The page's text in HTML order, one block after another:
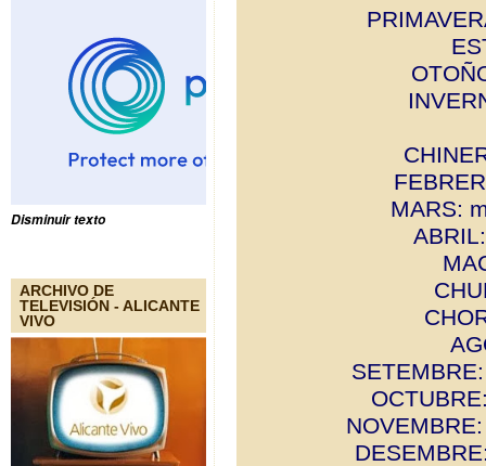
Disminuir texto
ARCHIVO DE
TELEVISIÓN - ALICANTE
VIVO
MARS: